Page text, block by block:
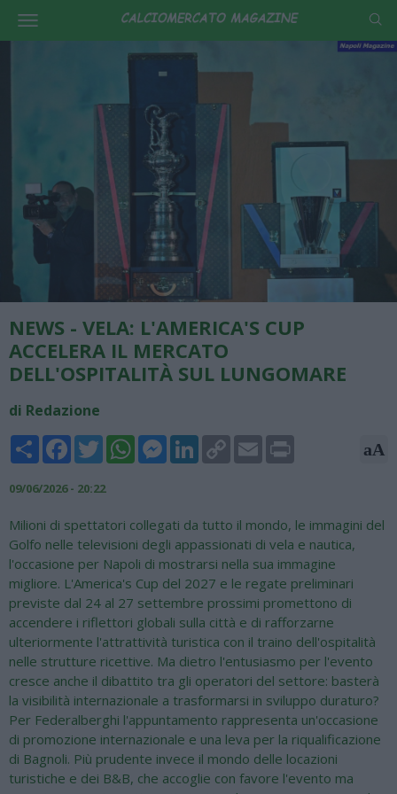
NEWS - VELA: L'AMERICA'S CUP
ACCELERA IL MERCATO
DELL'OSPITALITÀ SUL LUNGOMARE
di Redazione
Share FacebookTwitterWhatsAppMessengerLinkedInCopy
Link
Email aA
09/06/2026 - 20:22
Milioni di spettatori collegati da tutto il mondo, le immagini del
Golfo nelle televisioni degli appassionati di vela e nautica,
l'occasione per Napoli di mostrarsi nella sua immagine
migliore. L'America's Cup del 2027 e le regate preliminari
previste dal 24 al 27 settembre prossimi promettono di
accendere i riflettori globali sulla città e di rafforzarne
ulteriormente l'attrattività turistica con il traino dell'ospitalità
nelle strutture ricettive. Ma dietro l'entusiasmo per l'evento
cresce anche il dibattito tra gli operatori del settore: basterà
la visibilità internazionale a trasformarsi in sviluppo duraturo?
Per Federalberghi l'appuntamento rappresenta un'occasione
di promozione internazionale e una leva per la riqualificazione
di Bagnoli. Più prudente invece il mondo delle locazioni
turistiche e dei B&B, che accoglie con favore l'evento ma